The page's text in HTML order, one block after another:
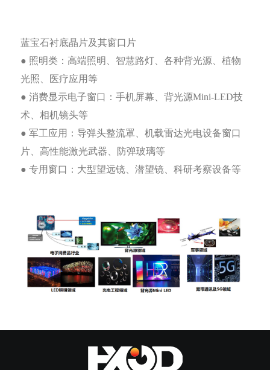
蓝宝石衬底晶片及其窗口片
● 照明类：高端照明、智慧路灯、各种背光源、植物
光照、医疗应用等
● 消费显示电子窗口：手机屏幕、背光源Mini-LED技
术、相机镜头等
● 军工应用：导弹头整流罩、机载雷达光电设备窗口
片、高性能激光武器、防弹玻璃等
● 专用窗口：大型望远镜、潜望镜、科研考察设备等